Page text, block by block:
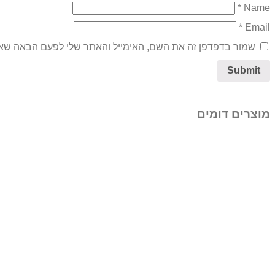
Name
*
Email
*
שמור בדפדפן זה את השם, האימייל והאתר שלי לפעם הבאה
מוצרים דומים